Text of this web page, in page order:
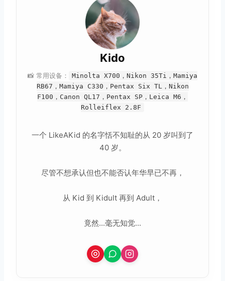
Kido
📸 常用设备：
Minolta X700，Nikon 35Ti，Mamiya
RB67，Mamiya C330，Pentax Six TL，Nikon
F100，Canon QL17，Pentax SP，Leica M6，
Rolleiflex 2.8F
一个 LikeAKid 的名字恬不知耻的从 20 岁叫到了
40 岁。
尽管不想承认但也不能否认年华早已不再，
从 Kid 到 Kidult 再到 Adult，
竟然...毫无知觉...